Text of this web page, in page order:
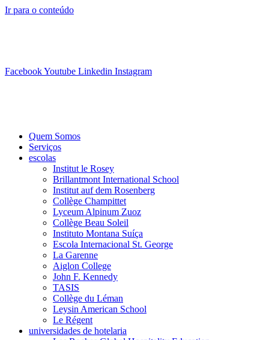
Ir para o conteúdo
FacebookYoutube Linkedin Instagram
Quem Somos
Serviços
escolas
Institut le Rosey
Brillantmont International School
Institut auf dem Rosenberg
Collège Champittet
Lyceum Alpinum Zuoz
Collège Beau Soleil
Instituto Montana Suíça
Escola Internacional St. George
La Garenne
Aiglon College
John F. Kennedy
TASIS
Collège du Léman
Leysin American School
Le Régent
universidades de hotelaria